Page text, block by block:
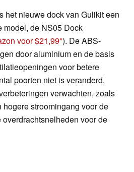
het nieuwe dock van Gulikit een
model, de NS05 Dock
voor $21,99 ). De ABS-
door aluminium en de basis
voor betere
poorten niet is veranderd,
verwachten, zoals
stroomingang voor de
voor de